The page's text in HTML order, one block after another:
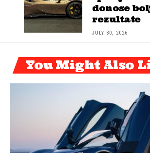
donose
rezultate
JULY 30, 2026
You Might Also